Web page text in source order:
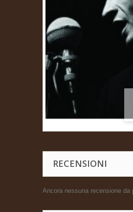
RECENSIONI
Ancora nessuna recensione da